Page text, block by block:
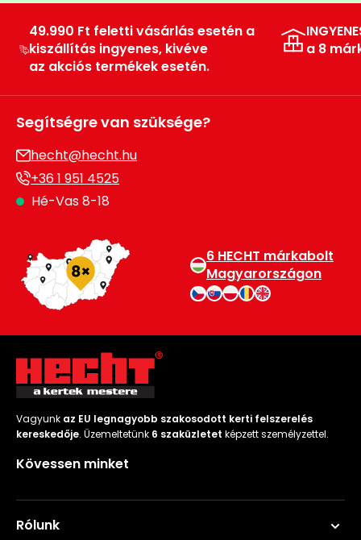
49.990 Ft feletti vásárlás esetén a
kiszállítás ingyenes, kivéve
az akciós termékek esetén.
a 8
Segítségre van szüksége?
hecht@hecht.hu
+36 1 951 4525
Hé-Vas 8-18
6 HECHT márkabolt
Magyarországon
Vagyunk az EU legnagyobb szakosodott kerti felszerelés
kereskedője. Üzemeltetünk 6 szaküzletet képzett személyzettel.
Kövessen minket
Rólunk